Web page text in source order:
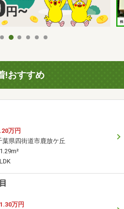
!おすすめ
万円
葉県四街道市鹿放ケ丘
万円